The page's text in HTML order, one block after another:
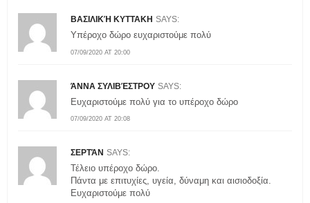
ΒΑΣΙΛΙΚΉ ΚΥΤΤΑΚΗ SAYS:
07/09/2020 AT 20:00
Υπέροχο δώρο ευχαριστούμε πολύ
ΆΝΝΑ ΣΥΛΙΒΈΣΤΡΟΥ SAYS:
07/09/2020 AT 20:08
Ευχαριστούμε πολύ για το υπέροχο δώρο
ΣΕΡΤΆΝ SAYS:
Τέλειο υπέροχο δώρο.
Πάντα με επιτυχίες, υγεία, δύναμη και αισιοδοξία.
Ευχαριστούμε πολύ